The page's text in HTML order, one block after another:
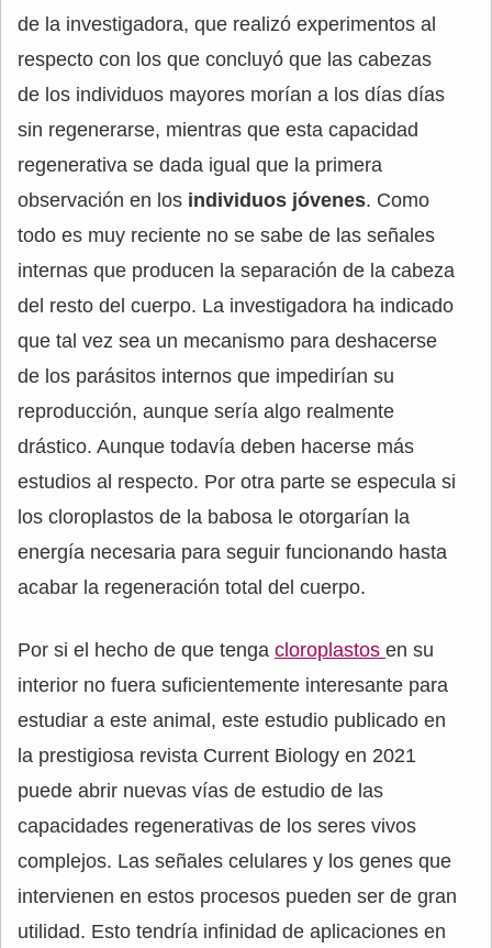
de la investigadora, que realizó experimentos al
respecto con los que concluyó que las cabezas
de los individuos mayores morían a los días días
sin regenerarse, mientras que esta capacidad
regenerativa se dada igual que la primera
observación en los individuos jóvenes. Como
todo es muy reciente no se sabe de las señales
internas que producen la separación de la cabeza
del resto del cuerpo. La investigadora ha indicado
que tal vez sea un mecanismo para deshacerse
de los parásitos internos que impedirían su
reproducción, aunque sería algo realmente
drástico. Aunque todavía deben hacerse más
estudios al respecto. Por otra parte se especula si
los cloroplastos de la babosa le otorgarían la
energía necesaria para seguir funcionando hasta
acabar la regeneración total del cuerpo.
Por si el hecho de que tenga cloroplastos en su
interior no fuera suficientemente interesante para
estudiar a este animal, este estudio publicado en
la prestigiosa revista Current Biology en 2021
puede abrir nuevas vías de estudio de las
capacidades regenerativas de los seres vivos
complejos. Las señales celulares y los genes que
intervienen en estos procesos pueden ser de gran
utilidad. Esto tendría infinidad de aplicaciones en